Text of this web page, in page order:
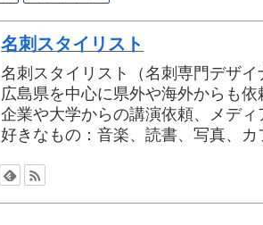
名刺スタイリスト
名刺スタイリスト（名刺専門デザイ
広島県を中心に県外や海外からも依
企業や大学からの講演依頼、メディ
好きなもの：音楽、読書、写真、カ